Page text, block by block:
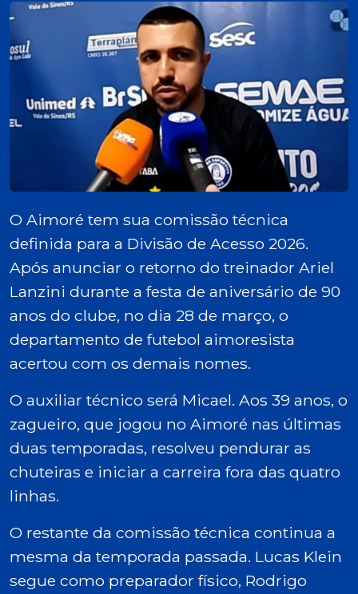
O Aimoré tem sua comissão técnica
definida para a Divisão de Acesso 2026.
Após anunciar o retorno do treinador Ariel
Lanzini durante a festa de aniversário de 90
anos do clube, no dia 28 de março, o
departamento de futebol aimoresista
acertou com os demais nomes.
O auxiliar técnico será Micael. Aos 39 anos, o
zagueiro, que jogou no Aimoré nas últimas
duas temporadas, resolveu pendurar as
chuteiras e iniciar a carreira fora das quatro
linhas.
O restante da comissão técnica continua a
mesma da temporada passada. Lucas Klein
segue como preparador físico, Rodrigo